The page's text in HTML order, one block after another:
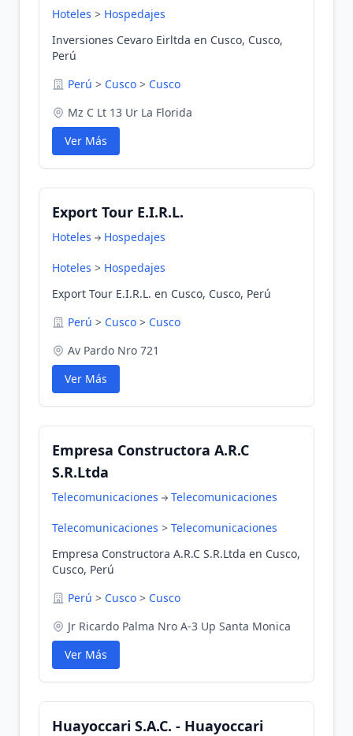
Hoteles > Hospedajes
Inversiones Cevaro Eirltda en Cusco, Cusco,
Perú
Perú > Cusco > Cusco
Mz C Lt 13 Ur La Florida
Ver Más
Export Tour E.I.R.L.
Hoteles Hospedajes
Hoteles > Hospedajes
Export Tour E.I.R.L. en Cusco, Cusco, Perú
Perú > Cusco > Cusco
Av Pardo Nro 721
Ver Más
Empresa Constructora A.R.C
S.R.Ltda
Telecomunicaciones Telecomunicaciones
Telecomunicaciones > Telecomunicaciones
Empresa Constructora A.R.C S.R.Ltda en Cusco,
Cusco, Perú
Perú > Cusco > Cusco
Jr Ricardo Palma Nro A-3 Up Santa Monica
Ver Más
Huayoccari S.A.C. - Huayoccari